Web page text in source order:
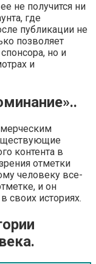
не получится ни
где
публикации не
позволяет
но и
и
контента в
отметки
человеку все-
и он
своих историях.